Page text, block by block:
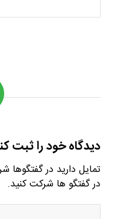
دیدگاه خود را ثبت
تمایل دارید در گفتگوها
در گفتگو ها شرکت کنید.